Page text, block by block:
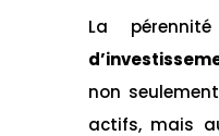
La pérennité
non
actifs, mais